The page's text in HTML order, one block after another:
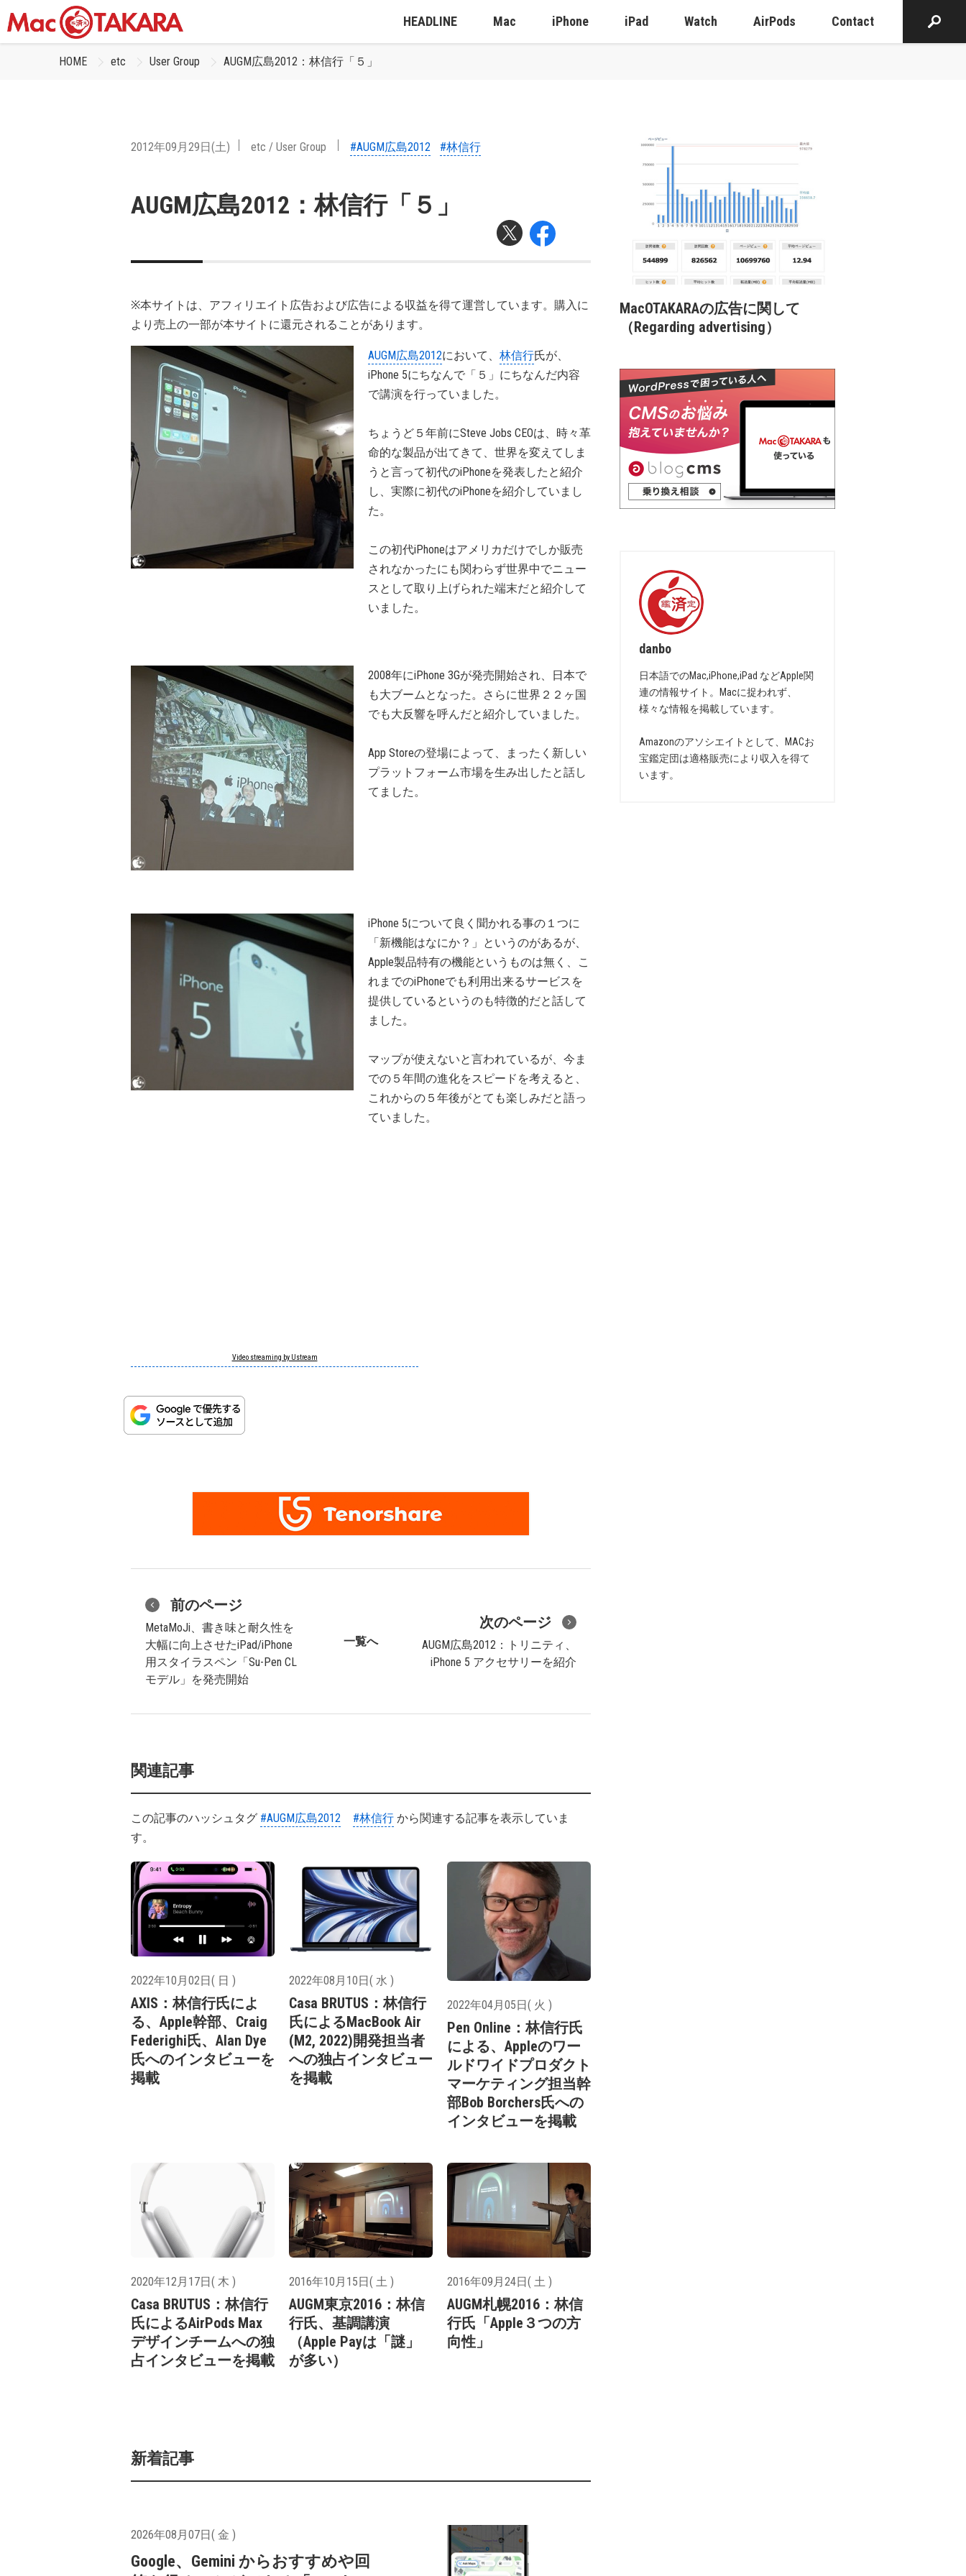
HEADLINE Mac iPhone iPad Watch AirPods Contact
HOME etc User Group AUGM広島2012：林信行「５」
2012年09月29日(土) etc / User Group #AUGM広島2012 #林信行
AUGM広島2012：林信行「５」
※本サイトは、アフィリエイト広告および広告による収益を得て運営しています。購入に
より売上の一部が本サイトに還元されることがあります。
AUGM広島2012において、 林信行氏が、
iPhone 5にちなんで「５」にちなんだ内容
で講演を行っていました。
ちょうど５年前にSteve Jobs CEOは、時々革
命的な製品が出てきて、世界を変えてしま
うと言って初代のiPhoneを発表したと紹介
し、実際に初代のiPhoneを紹介していまし
た。
この初代iPhoneはアメリカだけでしか販売
されなかったにも関わらず世界中でニュー
スとして取り上げられた端末だと紹介して
いました。
2008年にiPhone 3Gが発売開始され、日本で
も大ブームとなった。さらに世界２２ヶ国
でも大反響を呼んだと紹介していました。
App Storeの登場によって、まったく新しい
プラットフォーム市場を生み出したと話し
てました。
iPhone 5について良く聞かれる事の１つに
「新機能はなにか？」というのがあるが、
Apple製品特有の機能というものは無く、こ
れまでのiPhoneでも利用出来るサービスを
提供しているというのも特徴的だと話して
ました。
マップが使えないと言われているが、今ま
での５年間の進化をスピードを考えると、
これからの５年後がとても楽しみだと語っ
ていました。
Video streaming by Ustream
前のページ
MetaMoJi、書き味と耐久性を
大幅に向上させたiPad/iPhone
用スタイラスペン「Su-Pen CL
モデル」を発売開始
一覧へ
次のページ
AUGM広島2012：トリニティ、
iPhone 5 アクセサリーを紹介
関連記事
この記事のハッシュタグ #AUGM広島2012 #林信行 から関連する記事を表示していま
す。
2022年10月02日( 日 )
AXIS：林信行氏によ
る、Apple幹部、Craig
Federighi氏、Alan Dye
氏へのインタビューを
掲載
2022年08月10日( 水 )
Casa BRUTUS：林信行
氏によるMacBook Air
(M2, 2022)開発担当者
への独占インタビュー
を掲載
2022年04月05日( 火 )
Pen Online：林信行氏
による、Appleのワー
ルドワイドプロダクト
マーケティング担当幹
部Bob Borchers氏への
インタビューを掲載
2020年12月17日( 木 )
Casa BRUTUS：林信行
氏によるAirPods Max
デザインチームへの独
占インタビューを掲載
2016年10月15日( 土 )
AUGM東京2016：林信
行氏、基調講演
（Apple Payは「謎」
が多い）
2016年09月24日( 土 )
AUGM札幌2016：林信
行氏「Apple３つの方
向性」
新着記事
2026年08月07日( 金 )
Google、Gemini からおすすめや回
MacOTAKARAの広告に関して
（Regarding advertising）
danbo
日本語でのMac,iPhone,iPad などApple関
連の情報サイト。Macに捉われず、
様々な情報を掲載しています。
Amazonのアソシエイトとして、MACお
宝鑑定団は適格販売により収入を得て
います。